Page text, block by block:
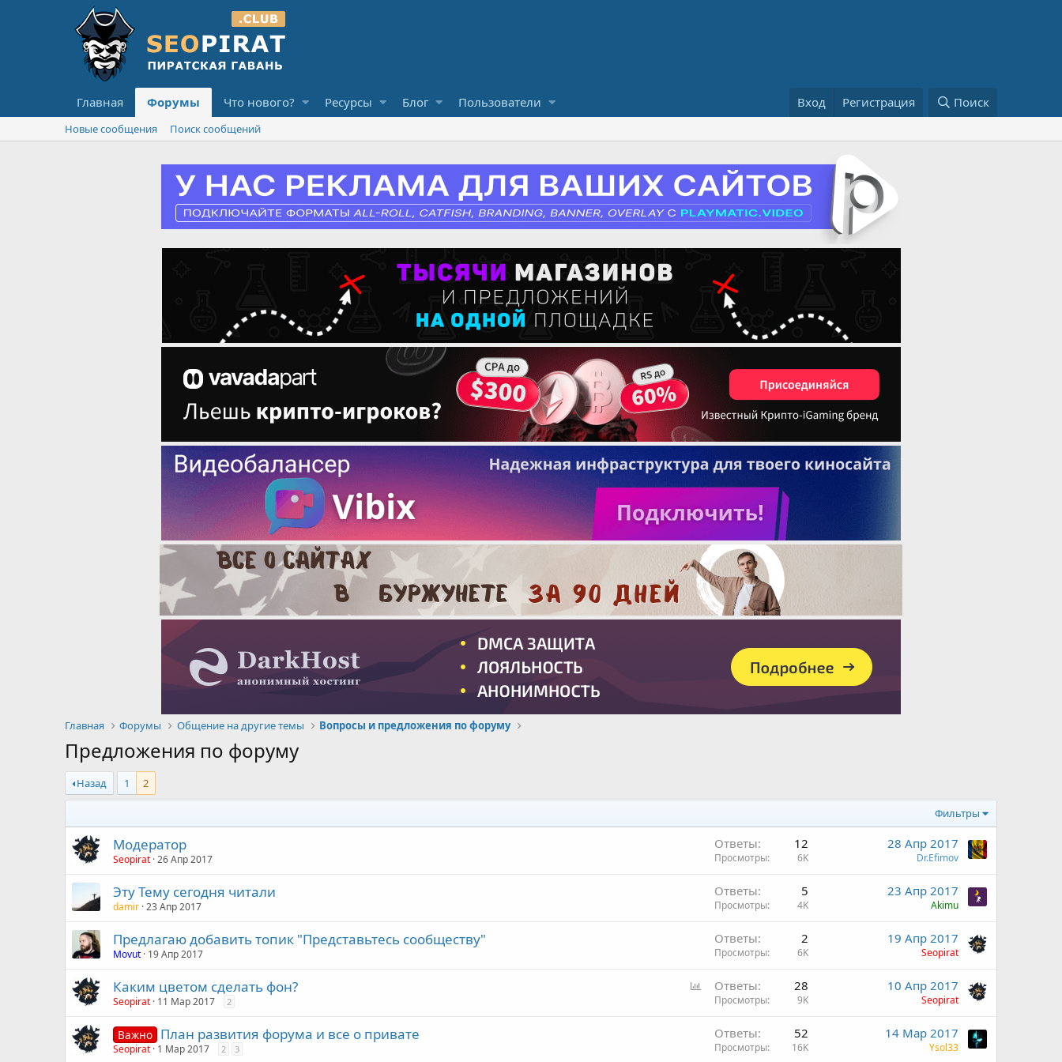
Главная Форумы Что нового? Ресурсы Блог Пользователи Вход Регистрация Поиск
Новые сообщения Поиск сообщений
Главная Форумы Общение на другие темы Вопросы и предложения по форуму
Предложения по форуму
Назад 1 2
Фильтры
Модератор
Seopirat 26 Апр 2017
Ответы 12
Просмотры 6K
28 Апр 2017
Dr.Efimov
Эту Тему сегодня читали
damir 23 Апр 2017
Ответы 5
Просмотры 4K
23 Апр 2017
Akimu
Предлагаю добавить топик "Представьтесь сообществу"
Movut 19 Апр 2017
Ответы 2
Просмотры 6K
19 Апр 2017
Seopirat
Каким цветом сделать фон?
Seopirat 11 Мар 2017 2
Ответы 28
Просмотры 9K
10 Апр 2017
Seopirat
Важно План развития форума и все о привате
Seopirat 1 Мар 2017 2 3
Ответы 52
Просмотры 16K
14 Мар 2017
Ysol33